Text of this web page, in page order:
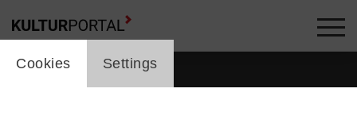
cookie_layer
Cookies Settings